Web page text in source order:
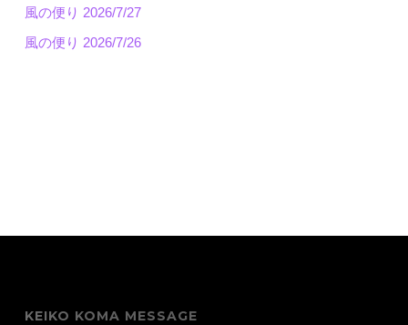
風の便り 2026/7/27
風の便り 2026/7/26
KEIKO KOMA MESSAGE